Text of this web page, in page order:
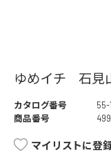
ゆめイチ 石見
カタログ番号
55-
商品番号
マイリストに登